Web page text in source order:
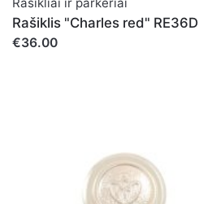
Rašiklis "Charles red" RE36D
€36.00